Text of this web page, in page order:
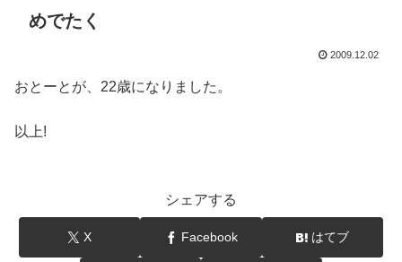
めでたく
2009.12.02
おとーとが、22歳になりました。
以上!
シェアする
X Facebook はてブ